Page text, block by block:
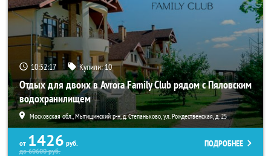
10:52:16 Купили:10
Отдых для двоих в Avrora Family Club рядом с Пяловским
водохранилищем
Московская обл., Мытищинский р-н, д. Степаньково, ул. Рождественская, д. 25
от 1426 руб.
до60600руб.
ПОДРОБНЕЕ